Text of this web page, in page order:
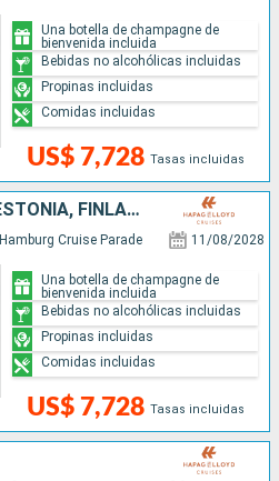
US$ 7,728 Tasas incluidas
Una botella de champagne de
bienvenida incluida
Bebidas no alcohólicas incluidas
Propinas incluidas
Comidas incluidas
DINAMARCA, LETONIA, ESTONIA, FINLANDIA, SUECIA, POLONIA, ALEMANIA
Hamburg Cruise Parade 11/08/2028
US$ 7,728 Tasas incluidas
Una botella de champagne de
bienvenida incluida
Bebidas no alcohólicas incluidas
Propinas incluidas
Comidas incluidas